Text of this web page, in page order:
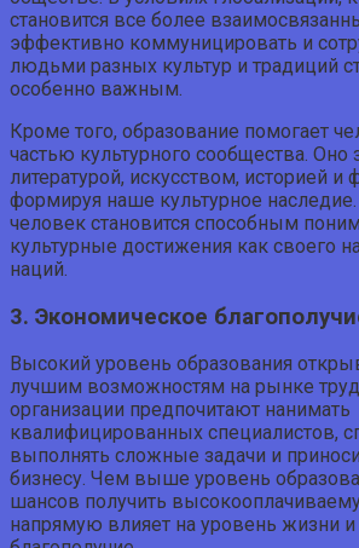
становится все более
эффективно коммуницировать и
людьми разных культур и традиций
особенно важным.
Кроме того, образование помогает
частью культурного сообщества. Оно
литературой, искусством, историей и
формируя наше культурное
человек становится способным
культурные достижения как своего
наций.
3. Экономическое
Высокий уровень образования
лучшим возможностям на рынке
организации предпочитают нанимать
квалифицированных специалистов,
выполнять сложные задачи и
бизнесу. Чем выше уровень
шансов получить
напрямую влияет на уровень жизни и